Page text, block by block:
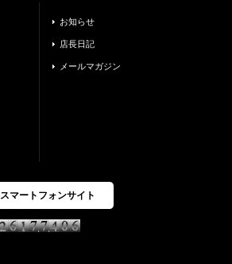
お知らせ
店長日記
メールマガジン
スマートフォンサイト